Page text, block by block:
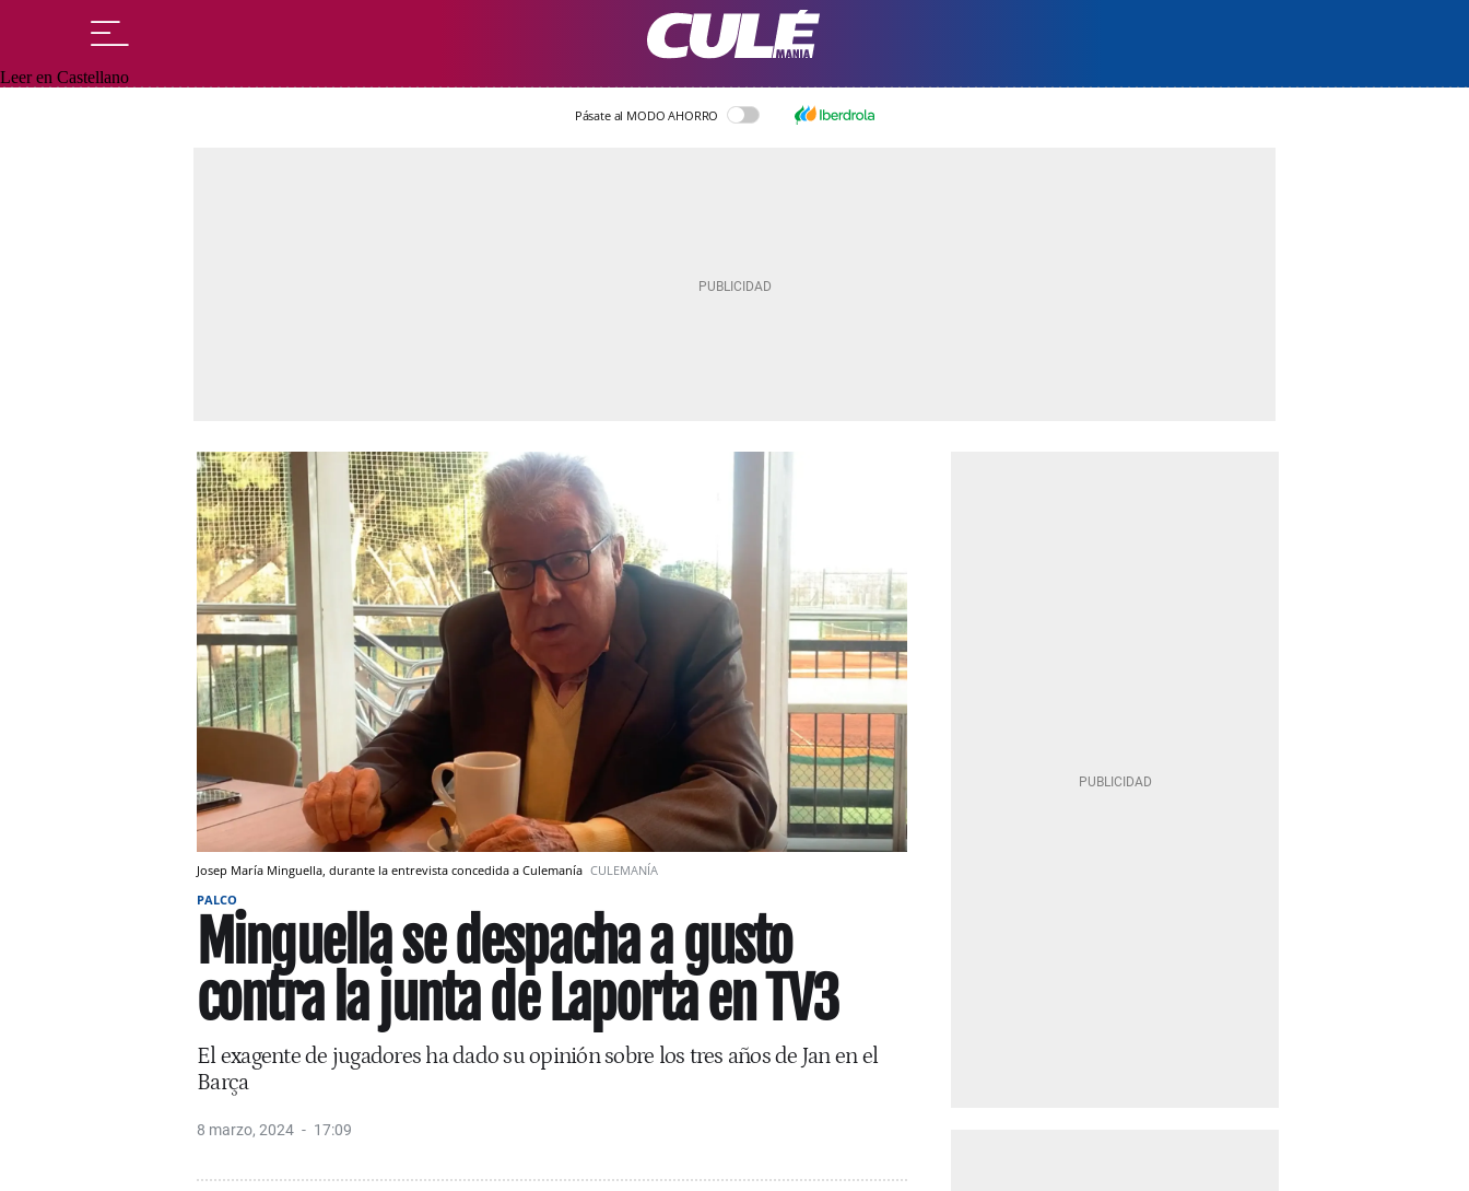
Leer en Castellano
Pásate al MODO AHORRO
Josep María Minguella, durante la entrevista concedida a Culemanía CULEMANÍA
PALCO
Minguella se despacha a gusto
contra la junta de Laporta en TV3
El exagente de jugadores ha dado su opinión sobre los tres años de Jan en el
Barça
8 marzo, 2024 17:09